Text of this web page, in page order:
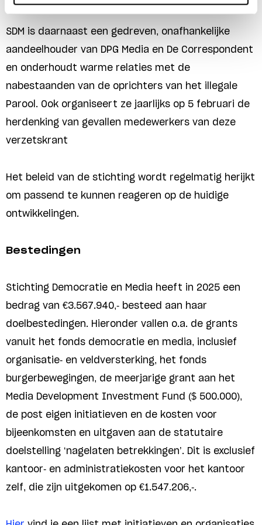
SDM is daarnaast een gedreven, onafhankelijke
aandeelhouder van DPG Media en De Correspondent
en onderhoudt warme relaties met de
nabestaanden van de oprichters van het illegale
Parool. Ook organiseert ze jaarlijks op 5 februari de
herdenking van gevallen medewerkers van deze
verzetskrant
Het beleid van de stichting wordt regelmatig herijkt
om passend te kunnen reageren op de huidige
ontwikkelingen.
Bestedingen
Stichting Democratie en Media heeft in 2025 een
bedrag van €3.567.940,- besteed aan haar
doelbestedingen. Hieronder vallen o.a. de grants
vanuit het fonds democratie en media, inclusief
organisatie- en veldversterking, het fonds
burgerbewegingen, de meerjarige grant aan het
Media Development Investment Fund ($ 500.000),
de post eigen initiatieven en de kosten voor
bijeenkomsten en uitgaven aan de statutaire
doelstelling ‘nagelaten betrekkingen’. Dit is exclusief
kantoor- en administratiekosten voor het kantoor
zelf, die zijn uitgekomen op €1.547.206,-.